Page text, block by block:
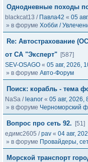
Однодневные походы
blackcat13 / Павла42 « 05
» в форуме Хобби /
Re: Автострахование
от СА "Эксперт" [587]
SEV-OSAGO « 05 авг, 2026,
» в форуме Авто-Форум
Поиск: корабль - тема
NaSa / leanor « 05 авг, 2026,
» в форуме Черноморский
Вопрос про сеть 92.
[51]
едимс2605 /pav « 04 авг,
» в форуме Провайдеры,
Морской транспорт